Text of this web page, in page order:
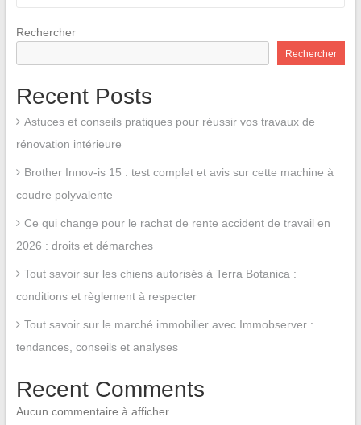
Rechercher
Rechercher
Recent Posts
Astuces et conseils pratiques pour réussir vos travaux de
rénovation intérieure
Brother Innov-is 15 : test complet et avis sur cette machine à
coudre polyvalente
Ce qui change pour le rachat de rente accident de travail en
2026 : droits et démarches
Tout savoir sur les chiens autorisés à Terra Botanica :
conditions et règlement à respecter
Tout savoir sur le marché immobilier avec Immobserver :
tendances, conseils et analyses
Recent Comments
Aucun commentaire à afficher.